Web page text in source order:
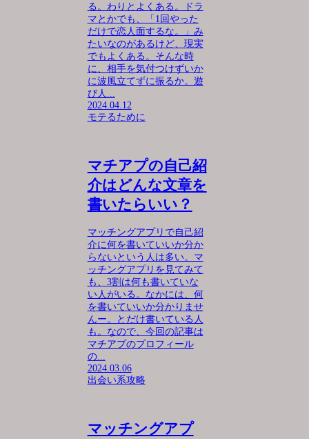
る。わりとよくある。ドラ
マとかでも、「1回やった
だけで恋人面するな。」み
たいなのがあるけど、現実
でもよくある。そんな時
に、相手を気付つけずいか
に波風立てずに振るか。遊
び人...
2024.04.12
モテるために
マチアプの自己紹
介はどんな文章を
書いたらいい？
マッチングアプリで自己紹
介に何を書いていいか分か
らないという人は多い。マ
ッチングアプリを見てみて
も、3割は何も書いていな
い人がいる。なかには、何
を書いていいか分かりませ
んー。とだけ書いている人
も。なので、今回の記事は
マチアプのプロフィール
の...
2024.03.06
出会い系攻略
マッチングアプ